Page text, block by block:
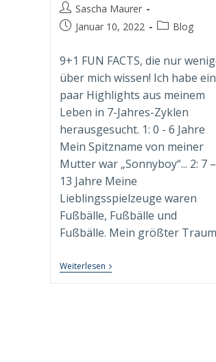
Beitrags-
Autor:
Sascha Maurer
BeitragJanuar 10, 2022
Beitrags-
Blog
9+1 FUN FACTS, die nur
über mich wissen! Ich habe ein
paar Highlights aus meinem
Leben in 7-Jahres-Zyklen
herausgesucht. 1: 0 - 6 Jahre
Mein Spitzname von meiner
Mutter war „Sonnyboy“... 2: 7 –
13 Jahre Meine
Lieblingsspielzeuge waren
Fußbälle, Fußbälle und
Fußbälle. Mein größter
Weiterlesen9+1
FUN